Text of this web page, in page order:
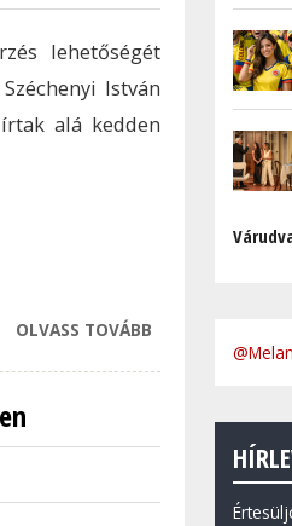
lehetőségét
István
alá kedden
OLVASS TOVÁBB
A SZÉCHENYI
ÉS A GYŐRI
VÍZISPORT
EGYESÜLET
TARTALOMMAL